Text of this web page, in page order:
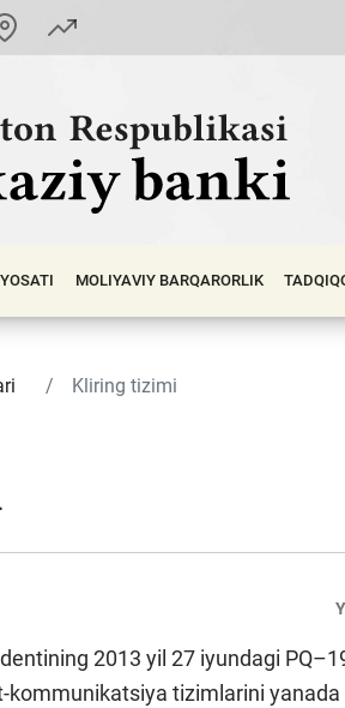
MOLIYAVIY BАRQАRОRLIK
Kliring tizimi
2013 yil 27 iyundagi
kommunikatsiya tizimlarini